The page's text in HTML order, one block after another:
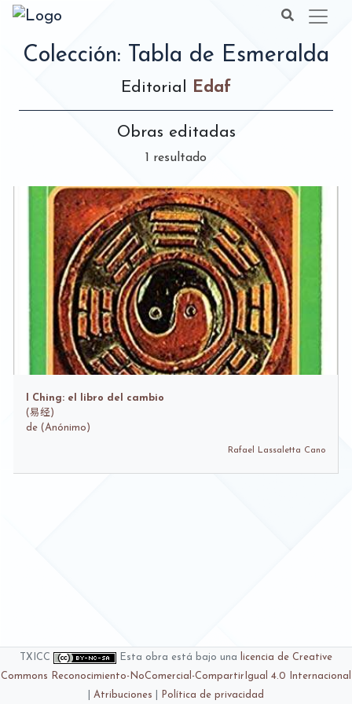
Colección: Tabla de Esmeralda
Editorial Edaf
Obras editadas
1 resultado
I Ching: el libro del cambio
(易经)
de (Anónimo)
Rafael Lassaletta Cano
TXICC Esta obra está bajo una
licencia de Creative
Commons Reconocimiento-NoComercial-CompartirIgual 4.0 Internacional
Atribuciones Política de privacidad